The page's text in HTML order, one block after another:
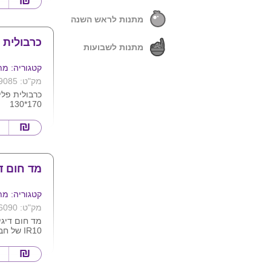
מתנות לראש השנה
מתנות לשבועות
רשת
חבק
לפי תמונה
ניתן
כרבולית
קטגוריה:
מק"ט: 9085
כרבולית
170*130
לחצ/י
מד חום
קטגוריה:
מק"ט: 6090
מד חום
גוף
ללא צורך